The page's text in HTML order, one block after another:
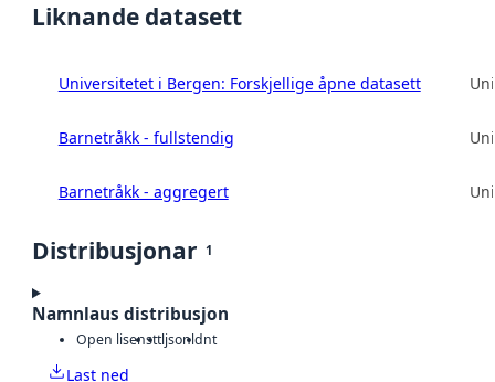
Liknande datasett
Universitetet i Bergen: Forskjellige åpne datasett
Barnetråkk - fullstendig
Barnetråkk - aggregert
Distribusjonar 1
Namnlaus distribusjon
Open lisensttljsonldnt
Last ned